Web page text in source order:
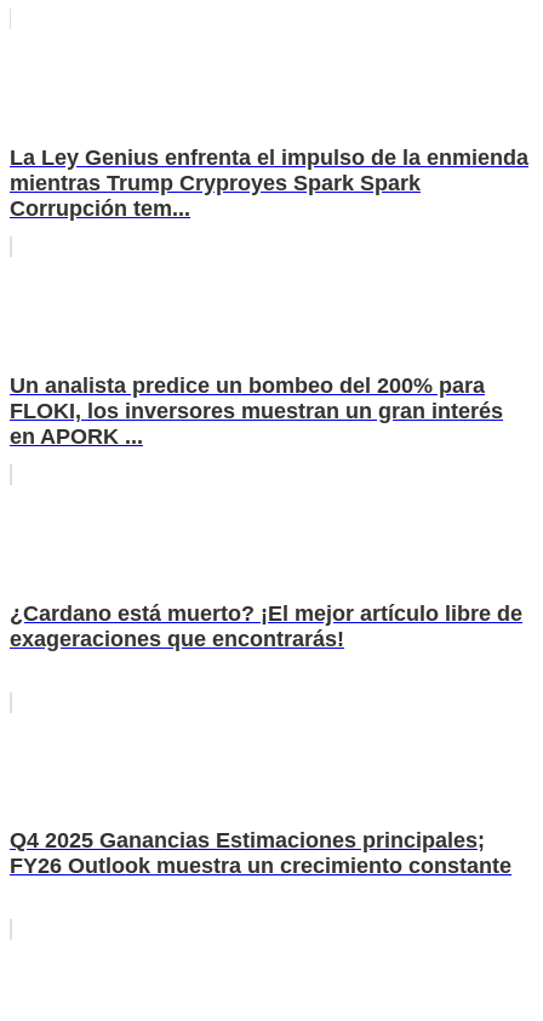
La Ley Genius enfrenta el impulso de la enmienda
mientras Trump Cryproyes Spark Spark
Corrupción tem...
Un analista predice un bombeo del 200% para
FLOKI, los inversores muestran un gran interés
en APORK ...
¿Cardano está muerto? ¡El mejor artículo libre de
exageraciones que encontrarás!
Q4 2025 Ganancias Estimaciones principales;
FY26 Outlook muestra un crecimiento constante